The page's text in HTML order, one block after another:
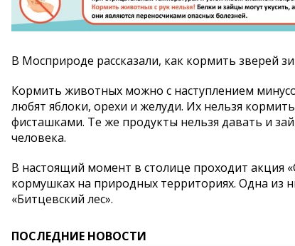
В Мосприроде рассказали, как кормить зверей
Кормить животных можно с наступлением
любят яблоки, орехи и желуди. Их нельзя
фисташками. Те же продукты нельзя давать и
человека.
В настоящий момент в столице проходит акция
кормушках на природных территориях. Одна из
«Битцевский лес».
ПОСЛЕДНИЕ НОВОСТИ